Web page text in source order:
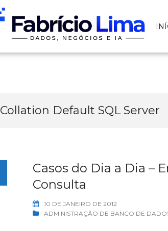
Collation Default SQL Server
Casos do Dia a Dia –
Consulta
10 DE JANEIRO DE 2012
ADMINISTRAÇÃO DE BANCO DE